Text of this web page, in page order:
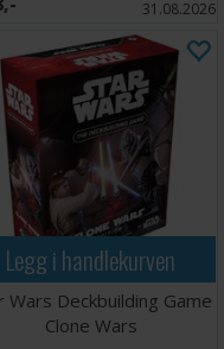
krav på tittelen som
Island!
31.08.2026
Legg i handlekurven
Wars Deckbuilding Game
Clone Wars